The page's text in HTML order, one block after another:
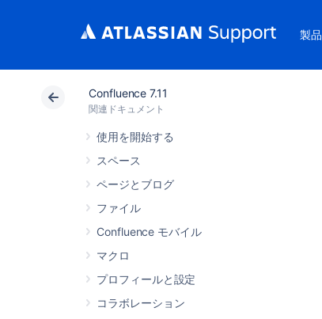
製品
Confluence 7.11
関連ドキュメント
使用を開始する
スペース
ページとブログ
ファイル
Confluence モバイル
マクロ
プロフィールと設定
コラボレーション